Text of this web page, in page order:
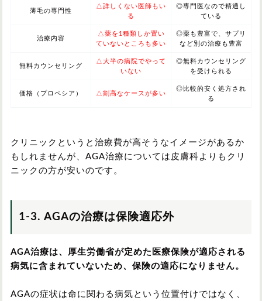
薄毛の専門性
△詳しくない医師もい
る
◎専門医なので精通し
ている
治療内容
△薬を1種類しか置い
ていないところも多い
◎薬も豊富で、サプリ
など別の治療も豊富
無料カウンセリング
△大半の病院でやって
いない
◎無料カウンセリング
を受けられる
価格（プロペシア） △割高なケースが多い
◎比較的安く処方され
る
クリニックというと治療費が高そうなイメージがあるか
もしれませんが、AGA治療については皮膚科よりもクリ
ニックの方が安いのです。
1-3. AGAの治療は保険適応外
AGA治療は、厚生労働省が定めた医療保険が適応される
病気に含まれていないため、保険の適応になりません。
AGAの症状は命に関わる病気という位置付けではなく、